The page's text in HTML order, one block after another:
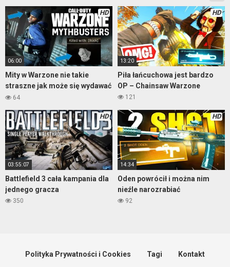
HD
06:00
Mity w Warzone nie takie
straszne jak może się wydawać
– część 3
64
HD
13:20
Piła łańcuchowa jest bardzo
OP – Chainsaw Warzone
121
HD
03:55:07
Battlefield 3 cała kampania dla
jednego gracza
350
HD
14:34
Oden powrócił i można nim
nieźle narozrabiać
92
Polityka Prywatności i Cookies Tagi Kontakt